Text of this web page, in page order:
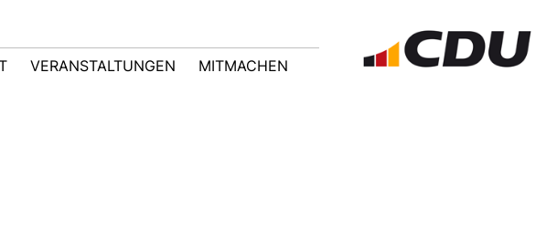
VERANSTALTUNGEN MITMACHEN